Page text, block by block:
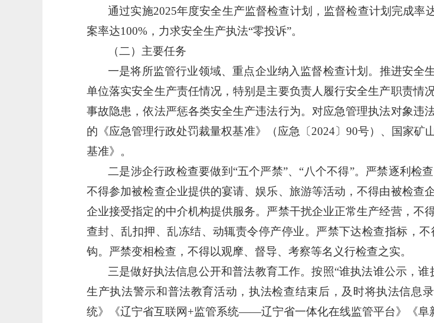
通过实施2025年度安全生产监督检查计划，监督检查计划完成率
案率达100%，力求安全生产执法“零投诉”。
（二）主要任务
一是将所监管行业领域、重点企业纳入监督检查计划。推进安全
单位落实安全生产责任情况，特别是主要负责人履行安全生产职责情况
事故隐患，依法严惩各类安全生产违法行为。 对应急管理执法对象违
的《应急管理行政处罚裁量权基准》（应急〔 2024〕90号）、国家矿
基准》。
二是涉企行政检查要做到 “五个严禁”、“八个不得”。严禁逐利检
不得参加被检查企业提供的宴请、娱乐、旅游等活动，不得由被检查
企业接受指定的中介机构提供服务。严禁干扰企业正常生产经营，不
查封、乱扣押、乱冻结、动辄责令停产停业。严禁下达检查指标，
钩。严禁变相检查，不得以观摩、督导、考察等名义行检查之实。
三是做好执法信息公开和普法教育工作。按照“谁执法谁公示，
生产执法警示和普法教育活动，执法检查结束后，及时将执法信息
统》《辽宁省互联网+监管系统——辽宁省一体化在线监管平台》《阜